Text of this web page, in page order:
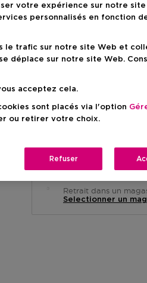
En stock-
Retrait dans un
Selectionner un
votre expérience sur notre
personnalisés en fonction
le trafic sur notre site Web et
déplace sur notre site Web.
acceptez cela.
sont placés via l'option
ou retirer votre choix.
Refuser